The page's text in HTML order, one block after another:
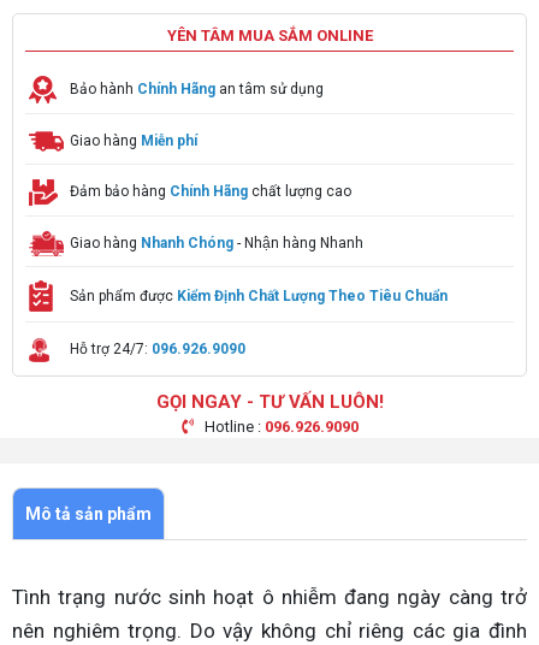
YÊN TÂM MUA SẮM ONLINE
Bảo hành Chính Hãng an tâm sử dụng
Giao hàng Miễn phí
Đảm bảo hàng Chính Hãng chất lượng cao
Giao hàng Nhanh Chóng - Nhận hàng Nhanh
Sản phẩm được Kiểm Định Chất Lượng Theo Tiêu Chuẩn
Hỗ trợ 24/7: 096.926.9090
GỌI NGAY - TƯ VẤN LUÔN!
Hotline : 096.926.9090
Mô tả sản phẩm
Tình trạng nước sinh hoạt ô nhiễm đang ngày càng trở
nên nghiêm trọng. Do vậy không chỉ riêng các gia đình